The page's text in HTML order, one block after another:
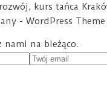
kurs tańca
- WordPress
nami na bieżąco.